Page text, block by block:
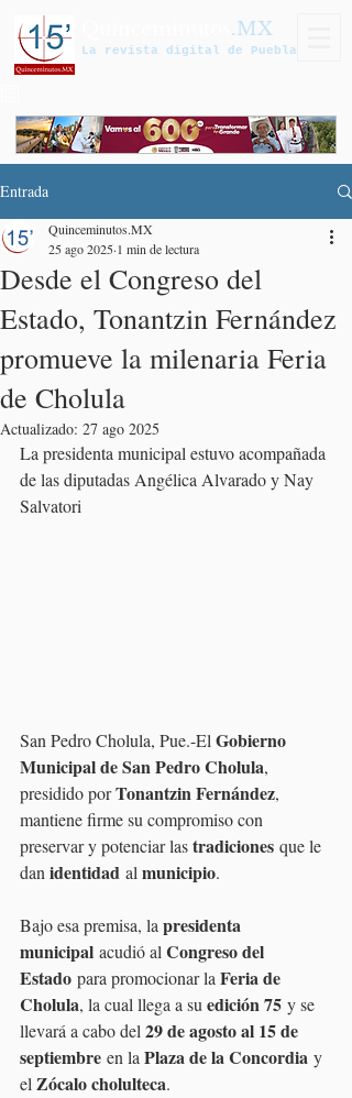
.MX
La revista digital de Puebla
Entrada
Desde el Congreso del
Estado, Tonantzin Fernández
promueve la milenaria Feria
de Cholula
Quinceminutos.MX
25 ago 2025 1 min de lectura
Actualizado: 27 ago 2025
La presidenta municipal estuvo acompañada
de las diputadas Angélica Alvarado y Nay
Salvatori
San Pedro Cholula, Pue.-El Gobierno
Municipal de San Pedro Cholula,
presidido por Tonantzin Fernández,
mantiene firme su compromiso con
preservar y potenciar las tradiciones que le
dan identidad al municipio.
Bajo esa premisa, la presidenta
municipal acudió al Congreso del
Estado para promocionar la Feria de
Cholula, la cual llega a su edición 75 y se
llevará a cabo del 29 de agosto al 15 de
septiembre en la Plaza de la Concordia y
el Zócalo cholulteca.